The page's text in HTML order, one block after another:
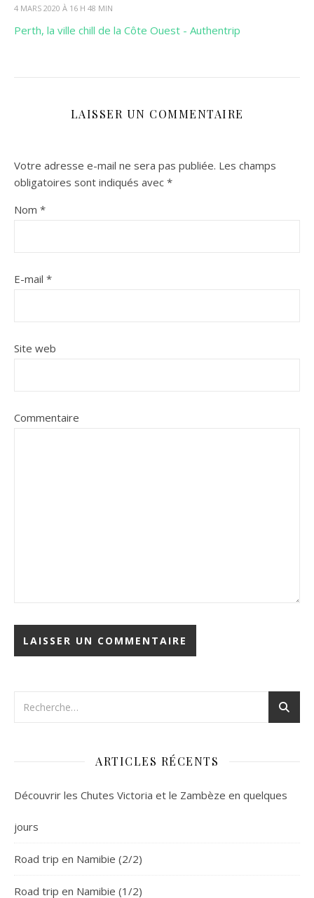
4 MARS 2020 À 16 H 48 MIN
Perth, la ville chill de la Côte Ouest - Authentrip
LAISSER UN COMMENTAIRE
Votre adresse e-mail ne sera pas publiée. Les champs
obligatoires sont indiqués avec *
Nom *
E-mail *
Site web
Commentaire
ARTICLES RÉCENTS
Découvrir les Chutes Victoria et le Zambèze en quelques
jours
Road trip en Namibie (2/2)
Road trip en Namibie (1/2)